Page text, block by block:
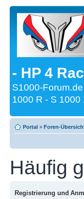
- HP 4
S1000-
1000 R - S 1000
Portal » Foren-
Häufig
Registrierung und